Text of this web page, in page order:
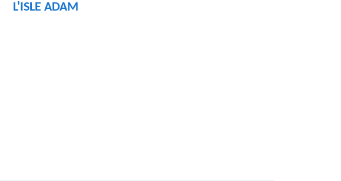
L'ISLE ADAM